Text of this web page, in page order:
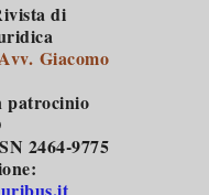
di
Giacomo
patrocinio
2464-9775